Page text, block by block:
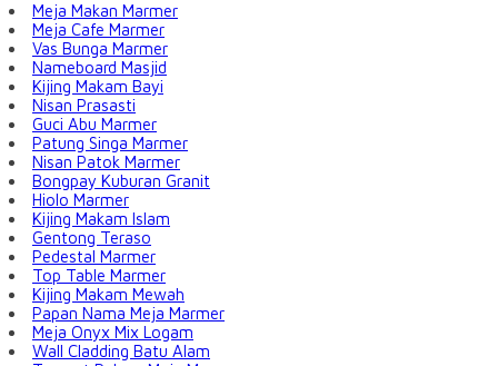
Meja Makan Marmer
Meja Cafe Marmer
Vas Bunga Marmer
Nameboard Masjid
Kijing Makam Bayi
Nisan Prasasti
Guci Abu Marmer
Patung Singa Marmer
Nisan Patok Marmer
Bongpay Kuburan Granit
Hiolo Marmer
Kijing Makam Islam
Gentong Teraso
Pedestal Marmer
Top Table Marmer
Kijing Makam Mewah
Papan Nama Meja Marmer
Meja Onyx Mix Logam
Wall Cladding Batu Alam